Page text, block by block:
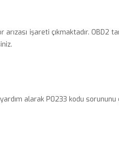
işareti çıkmaktadır. OBD2
alarak P0233 kodu sorununu